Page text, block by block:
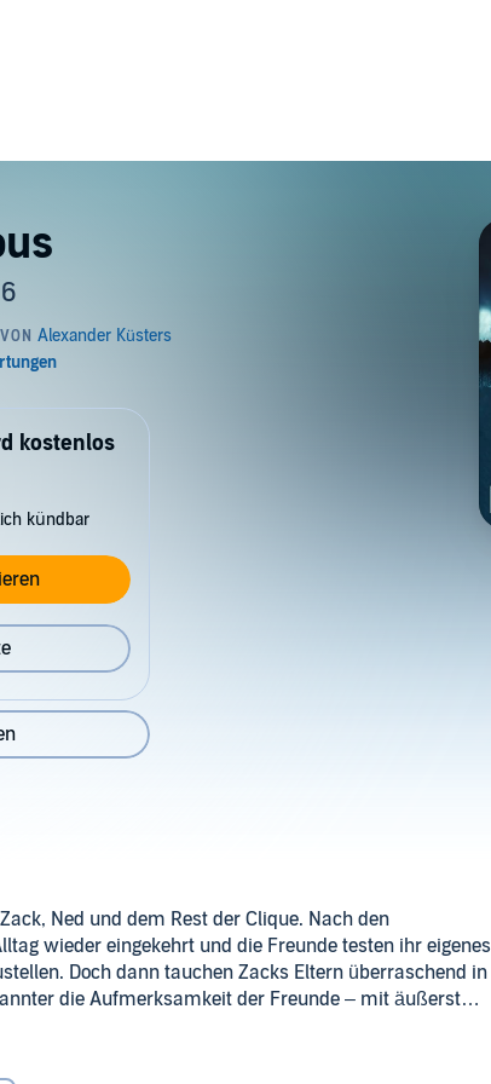
kostenlos
kündbar
Ned und dem Rest der Clique. Nach den
wieder eingekehrt und die Freunde testen ihr eigenes
Doch dann tauchen Zacks Eltern überraschend in
die Aufmerksamkeit der Freunde – mit äußerst
und was will er von Ned, Will und deren Freunden?